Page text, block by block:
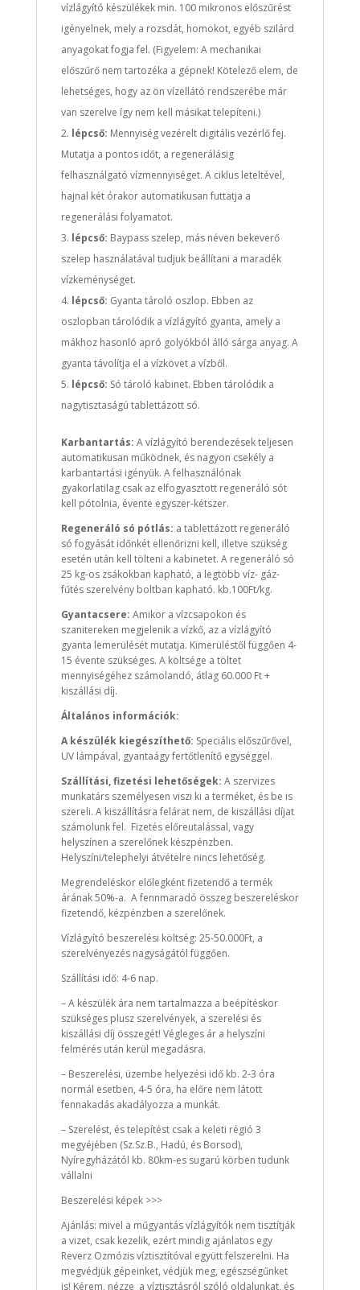
vízlágyító készülékek min. 100 mikronos előszűrést
igényelnek, mely a rozsdát, homokot, egyéb szilárd
anyagokat fogja fel. (Figyelem: A mechanikai
előszűrő nem tartozéka a gépnek! Kötelező elem, de
lehetséges, hogy az ön vízellátó rendszerébe már
van szerelve így nem kell másikat telepíteni.)
lépcső: Mennyiség vezérelt digitális vezérlő fej.
Mutatja a pontos időt, a regenerálásig
felhasználgató vízmennyiséget. A ciklus leteltével,
hajnal két órakor automatikusan futtatja a
regenerálási folyamatot.
lépcső: Baypass szelep, más néven bekeverő
szelep használatával tudjuk beállítani a maradék
vízkeménységet.
lépcső: Gyanta tároló oszlop. Ebben az
oszlopban tárolódik a vízlágyító gyanta, amely a
mákhoz hasonló apró golyókból álló sárga anyag. A
gyanta távolítja el a vízkövet a vízből.
lépcső: Só tároló kabinet. Ebben tárolódik a
nagytisztaságú tablettázott só.
Karbantartás: A vízlágyító berendezések teljesen
automatikusan működnek, és nagyon csekély a
karbantartási igényük. A felhasználónak
gyakorlatilag csak az elfogyasztott regeneráló sót
kell pótolnia, évente egyszer-kétszer.
Regeneráló só pótlás: a tablettázott regeneráló
só fogyását időnkét ellenőrizni kell, illetve szükség
esetén után kell tölteni a kabinetet. A regeneráló só
25 kg-os zsákokban kapható, a legtöbb víz- gáz-
fűtés szerelvény boltban kapható. kb.100Ft/kg.
Gyantacsere: Amikor a vízcsapokon és
szanitereken megjelenik a vízkő, az a vízlágyító
gyanta lemerülését mutatja. Kimerüléstől függően 4-
15 évente szükséges. A költsége a töltet
mennyiségéhez számolandó, átlag 60.000 Ft +
kiszállási díj.
Általános információk:
A készülék kiegészíthető: Speciális előszűrővel,
UV lámpával, gyantaágy fertőtlenítő egységgel.
Szállítási, fizetési lehetőségek: A szervizes
munkatárs személyesen viszi ki a terméket, és be is
szereli. A kiszállításra felárat nem, de kiszállási díjat
számolunk fel. Fizetés előreutalással, vagy
helyszínen a szerelőnek készpénzben.
Helyszíni/telephelyi átvételre nincs lehetőség.
Megrendeléskor előlegként fizetendő a termék
árának 50%-a. A fennmaradó összeg beszereléskor
fizetendő, kézpénzben a szerelőnek.
Vízlágyító beszerelési költség: 25-50.000Ft, a
szerelvényezés nagyságától függően.
Szállítási idő: 4-6 nap.
– A készülék ára nem tartalmazza a beépítéskor
szükséges plusz szerelvények, a szerelési és
kiszállási díj összegét! Végleges ár a helyszíni
felmérés után kerül megadásra.
– Beszerelési, üzembe helyezési idő kb. 2-3 óra
normál esetben, 4-5 óra, ha előre nem látott
fennakadás akadályozza a munkát.
– Szerelést, és telepítést csak a keleti régió 3
megyéjében (Sz.Sz.B., Hadú, és Borsod),
Nyíregyházától kb. 80km-es sugarú körben tudunk
vállalni
Beszerelési képek >>>
Ajánlás: mivel a műgyantás vízlágyítók nem tisztítják
a vizet, csak kezelik, ezért mindig ajánlatos egy
Reverz Ozmózis víztisztítóval együtt felszerelni. Ha
megvédjük gépeinket, védjük meg, egészségűnket
is! Kérem, nézze a víztisztásról szóló oldalunkat, és